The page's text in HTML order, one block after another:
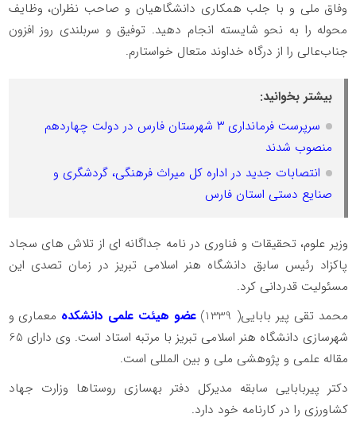
وفاق ملی و با جلب همکاری دانشگاهیان و صاحب نظران، وظایف
محوله را به نحو شایسته انجام دهید. توفیق و سربلندی روز افزون
جناب‌عالی را از درگاه خداوند متعال خواستارم.
بیشتر بخوانید:
سرپرست فرمانداری ٣ شهرستان فارس در دولت چهاردهم
منصوب شدند
انتصابات جدید در اداره کل میراث فرهنگی، گردشگری و
صنایع دستی استان فارس
وزیر علوم، تحقیقات و فناوری در نامه جداگانه ای از تلاش های سجاد
پاکزاد رئیس سابق دانشگاه هنر اسلامی تبریز در زمان تصدی این
مسئولیت قدردانی کرد.
محمد تقی پیر بابایی( 1339)
عضو هیئت علمی دانشکده معماری و
شهرسازی دانشگاه هنر اسلامی تبریز با مرتبه استاد است. وی دارای 65
مقاله علمی و پژوهشی ملی و بین المللی است.
دکتر پیربابایی سابقه مدیرکل دفتر بهسازی روستاها وزارت جهاد
کشاورزی را در کارنامه خود دارد.